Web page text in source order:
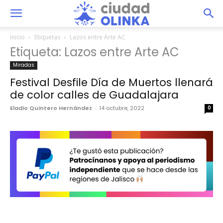
Inicio Etiquetas Lazos entre Arte AC
Etiqueta: Lazos entre Arte AC
Miradas
Festival Desfile Día de Muertos llenará
de color calles de Guadalajara
Eladio Quintero Hernández - 14 octubre, 2022 0